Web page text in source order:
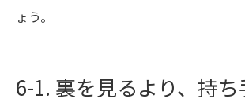
ょう。
6-1. 裏を見るより、持